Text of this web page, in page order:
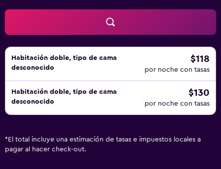
Habitación doble, tipo de cama
desconocido
$118
por noche con tasas
Habitación doble, tipo de cama
desconocido
$130
por noche con tasas
* El total incluye una estimación de tasas e impuestos locales a
pagar al hacer check-out.